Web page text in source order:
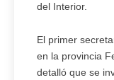
del Interior.
El primer
en la provincia
detalló que se